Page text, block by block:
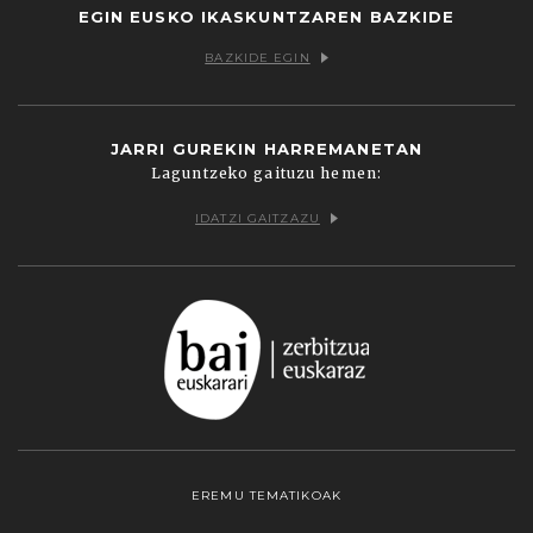
EGIN EUSKO IKASKUNTZAREN BAZKIDE
BAZKIDE EGIN
JARRI GUREKIN HARREMANETAN
Laguntzeko gaituzu hemen:
IDATZI GAITZAZU
EREMU TEMATIKOAK